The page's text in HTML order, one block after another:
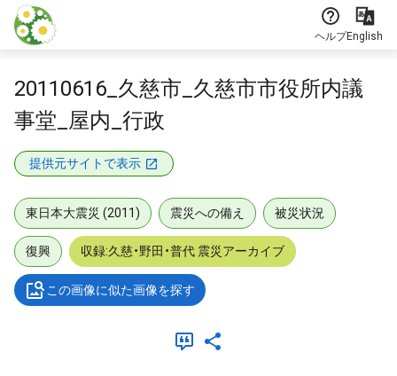
本文に飛ぶ
ヘルプEnglish
20110616_久慈市_久慈市市役所内議
事堂_屋内_行政
提供元サイトで表示
東日本大震災 (2011) 震災への備え 被災状況
復興 収録:久慈・野田・普代 震災アーカイブ
この画像に似た画像を探す